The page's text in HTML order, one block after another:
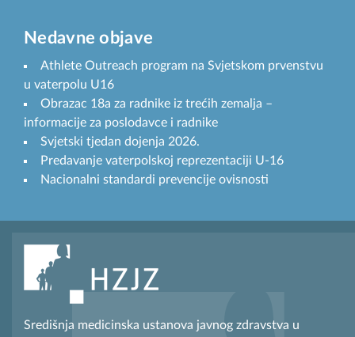
Nedavne objave
Athlete Outreach program na Svjetskom prvenstvu
u vaterpolu U16
Obrazac 18a za radnike iz trećih zemalja –
informacije za poslodavce i radnike
Svjetski tjedan dojenja 2026.
Predavanje vaterpolskoj reprezentaciji U-16
Nacionalni standardi prevencije ovisnosti
Središnja medicinska ustanova javnog zdravstva u